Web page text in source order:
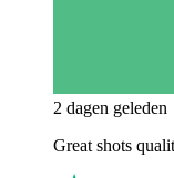
2 dagen geleden
Great shots